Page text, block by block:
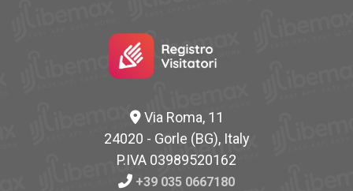
Via Roma, 11
24020 - Gorle (BG), Italy
P.IVA 03989520162
+39 035 0667180